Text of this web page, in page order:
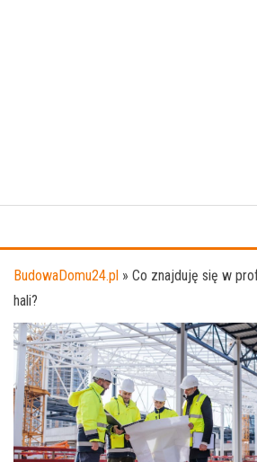
BudowaDomu24.pl » Co znajduję się w
hali?